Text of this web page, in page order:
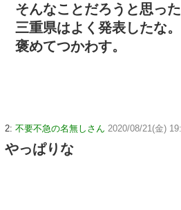
そんなことだろうと思った
三重県はよく発表したな。
褒めてつかわす。
2: 不要不急の名無しさん 2020/08/21(金)
やっぱりな